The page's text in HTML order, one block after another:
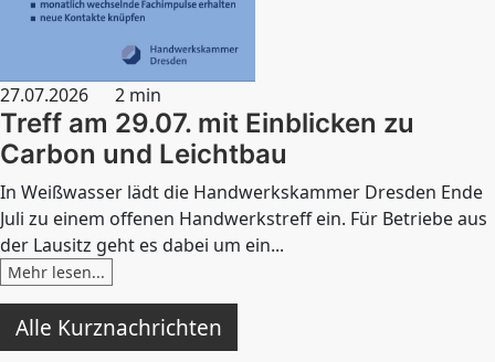
27.07.2026 2 min
Treff am 29.07. mit Einblicken zu
Carbon und Leichtbau
In Weißwasser lädt die Handwerkskammer Dresden Ende
Juli zu einem offenen Handwerkstreff ein. Für Betriebe aus
der Lausitz geht es dabei um ein...
Mehr lesen...
Alle Kurznachrichten